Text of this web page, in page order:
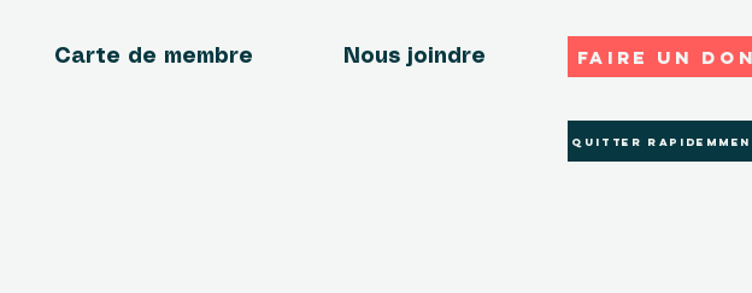
Carte de membre Nous joindre Faire un
Quitter